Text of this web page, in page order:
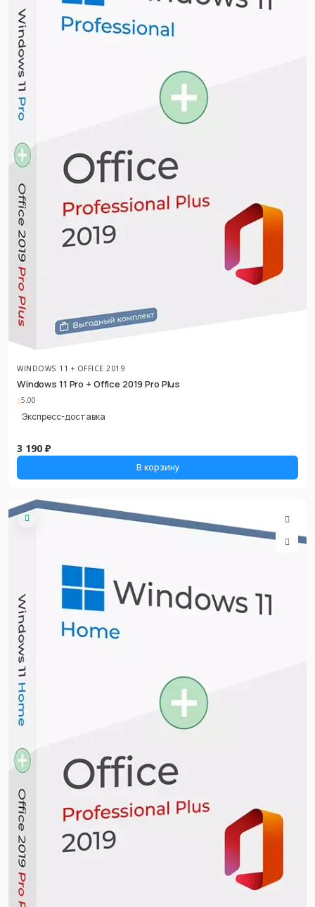
WINDOWS 11 + OFFICE 2019
Windows 11 Pro + Office 2019 Pro Plus
5.00
Экспресс-доставка
3 190 ₽
В корзину